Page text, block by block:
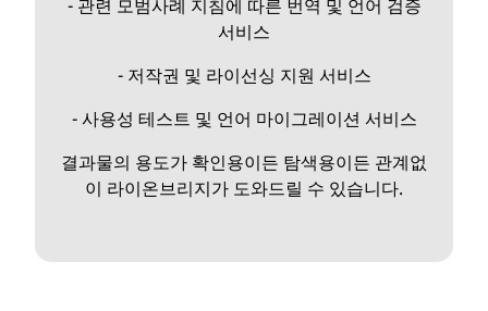
- 관련 모범사례 지침에 따른 번역 및 언어 검증
서비스
- 저작권 및 라이선싱 지원 서비스
- 사용성 테스트 및 언어 마이그레이션 서비스
결과물의 용도가 확인용이든 탐색용이든 관계없
이 라이온브리지가 도와드릴 수 있습니다.